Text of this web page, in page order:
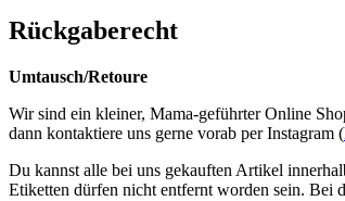
Rückgaberecht
Umtausch/Retoure
Wir sind ein kleiner, Mama-geführter Online
dann kontaktiere uns gerne vorab per Instagram (
Du kannst alle bei uns gekauften Artikel
Etiketten dürfen nicht entfernt worden sein. Bei